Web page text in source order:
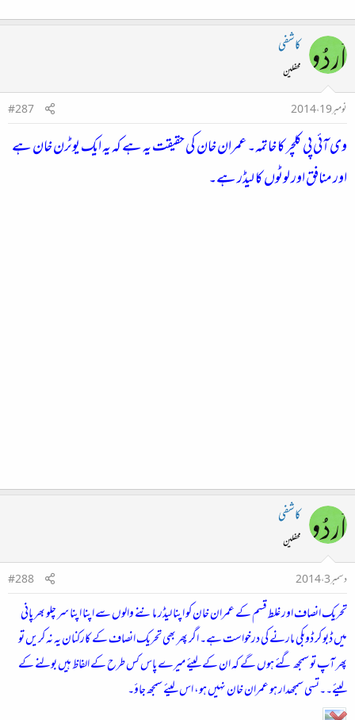
کاشفی
محفلین
نومبر 19، 2014
#287
وی آئی پی کلچر کا خاتمہ۔ عمران خان کی حقیقت یہ ہے کہ یہ ایک یوٹرن خان ہے
اور منافق اور لوٹوں کا لیڈر ہے۔
کاشفی
محفلین
دسمبر 3، 2014
#288
تحریک انصاف اور غلط قسم کے عمران خان کو اپنا لیڈر ماننے والوں سے اپنا اپنا سر چلو بھر پانی
میں ڈبو کر ڈوبکی مارنے کی درخواست ہے۔ اگر پھر بھی تحریک انصاف کے کارکنان یہ نہ کریں تو
پھر آپ تو سمجھ گئے ہوں گے کہ ان کے لیئے میرے پاس کس طرح کے الفاظ ہیں بولنے کے
لیئے۔۔تسی سمجھدار ہو عمران خان نہیں ہو، اس لیئے سمجھ جاؤ۔